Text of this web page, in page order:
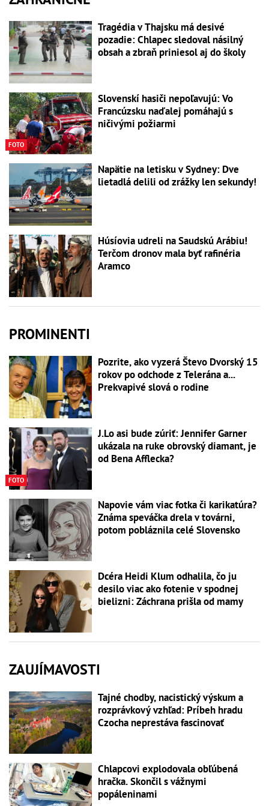
Tragédia v Thajsku má desivé
pozadie: Chlapec sledoval násilný
obsah a zbraň priniesol aj do školy
FOTO
Slovenskí hasiči nepoľavujú: Vo
Francúzsku naďalej pomáhajú s
ničivými požiarmi
Napätie na letisku v Sydney: Dve
lietadlá delili od zrážky len sekundy!
Húsíovia udreli na Saudskú Arábiu!
Terčom dronov mala byť rafinéria
Aramco
PROMINENTI
Pozrite, ako vyzerá Števo Dvorský 15
rokov po odchode z Telerána a...
Prekvapivé slová o rodine
FOTO
J.Lo asi bude zúriť: Jennifer Garner
ukázala na ruke obrovský diamant, je
od Bena Afflecka?
Napovie vám viac fotka či karikatúra?
Známa speváčka drela v továrni,
potom pobláznila celé Slovensko
Dcéra Heidi Klum odhalila, čo ju
desilo viac ako fotenie v spodnej
bielizni: Záchrana prišla od mamy
ZAUJÍMAVOSTI
Tajné chodby, nacistický výskum a
rozprávkový vzhľad: Príbeh hradu
Czocha neprestáva fascinovať
Chlapcovi explodovala obľúbená
hračka. Skončil s vážnymi
popáleninami